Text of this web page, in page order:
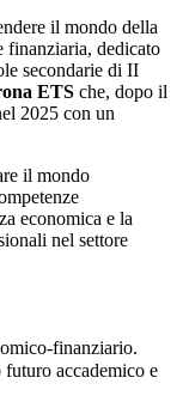
il mondo della
finanziaria, dedicato
secondarie di II
ETS che, dopo il
2025 con un
il mondo
economica e la
nel settore
finanziario.
accademico e